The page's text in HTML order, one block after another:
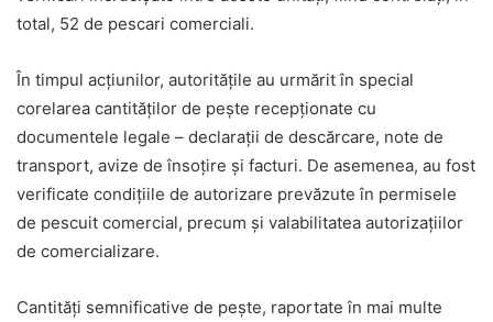
total, 52 de pescari comerciali.
În timpul acțiunilor, autoritățile au urmărit în special
corelarea cantităților de pește recepționate cu
documentele legale – declarații de descărcare, note de
transport, avize de însoțire și facturi. De asemenea, au fost
verificate condițiile de autorizare prevăzute în permisele
de pescuit comercial, precum și valabilitatea autorizațiilor
de comercializare.
Cantități semnificative de pește, raportate în mai multe